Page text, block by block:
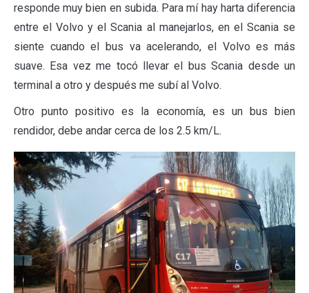
responde muy bien en subida. Para mí hay harta diferencia
entre el Volvo y el Scania al manejarlos, en el Scania se
siente cuando el bus va acelerando, el Volvo es más
suave. Esa vez me tocó llevar el bus Scania desde un
terminal a otro y después me subí al Volvo.
Otro punto positivo es la economía, es un bus bien
rendidor, debe andar cerca de los 2.5 km/L.